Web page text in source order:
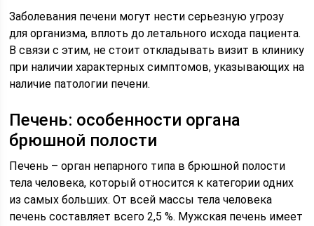
Заболевания печени могут нести серьезную угрозу
для организма, вплоть до летального исхода пациента.
В связи с этим, не стоит откладывать визит в клинику
при наличии характерных симптомов, указывающих на
наличие патологии печени.
Печень: особенности органа
брюшной полости
Печень – орган непарного типа в брюшной полости
тела человека, который относится к категории одних
из самых больших. От всей массы тела человека
печень составляет всего 2,5 %. Мужская печень имеет